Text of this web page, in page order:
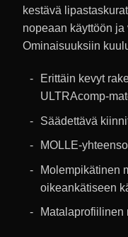
kestävä
nopeaan käyttöön
Ominaisuuksiin
Erittäin kevyt
ULTRAcomp-
Säädettävä
MOLLE-
Molempikätinen
oikeankätiseen
Matalaprofiilinen